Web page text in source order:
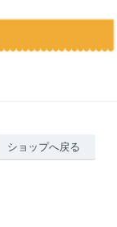
ショップへ戻る